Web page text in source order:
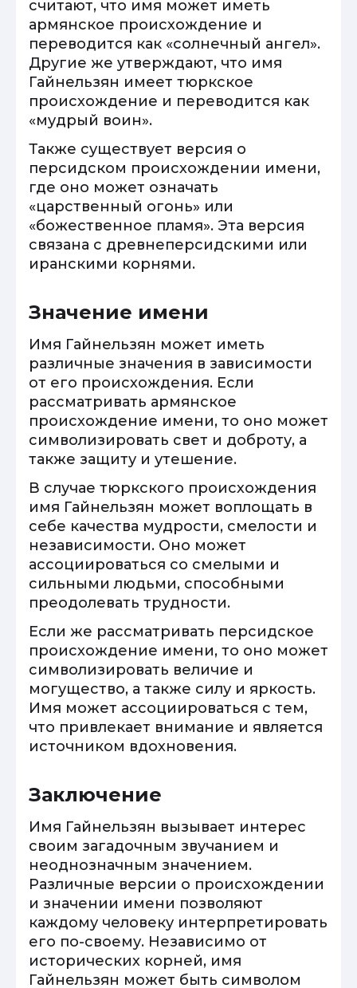
считают, что имя может иметь
армянское происхождение и
переводится как «солнечный ангел».
Другие же утверждают, что имя
Гайнельзян имеет тюркское
происхождение и переводится как
«мудрый воин».
Также существует версия о
персидском происхождении имени,
где оно может означать
«царственный огонь» или
«божественное пламя». Эта версия
связана с древнеперсидскими или
иранскими корнями.
Значение имени
Имя Гайнельзян может иметь
различные значения в зависимости
от его происхождения. Если
рассматривать армянское
происхождение имени, то оно может
символизировать свет и доброту, а
также защиту и утешение.
В случае тюркского происхождения
имя Гайнельзян может воплощать в
себе качества мудрости, смелости и
независимости. Оно может
ассоциироваться со смелыми и
сильными людьми, способными
преодолевать трудности.
Если же рассматривать персидское
происхождение имени, то оно может
символизировать величие и
могущество, а также силу и яркость.
Имя может ассоциироваться с тем,
что привлекает внимание и является
источником вдохновения.
Заключение
Имя Гайнельзян вызывает интерес
своим загадочным звучанием и
неоднозначным значением.
Различные версии о происхождении
и значении имени позволяют
каждому человеку интерпретировать
его по-своему. Независимо от
исторических корней, имя
Гайнельзян может быть символом